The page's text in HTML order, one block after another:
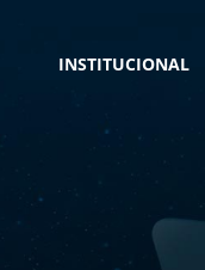
INSTITUCIONAL